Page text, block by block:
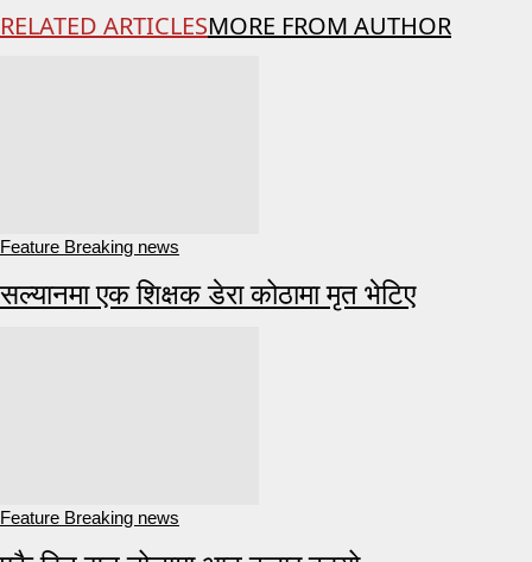
RELATED ARTICLESMORE FROM AUTHOR
Feature Breaking news
सल्यानमा एक शिक्षक डेरा कोठामा मृत भेटिए
Feature Breaking news